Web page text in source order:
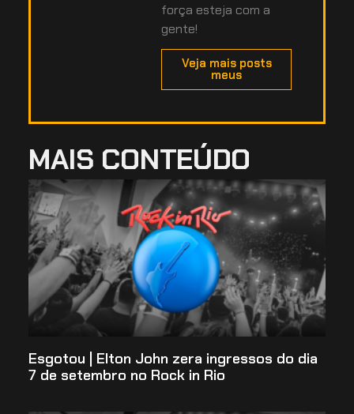
força esteja com a
gente!
Veja mais posts
meus
MAIS CONTEÚDO
Esgotou | Elton John zera ingressos do dia
7 de setembro no Rock in Rio